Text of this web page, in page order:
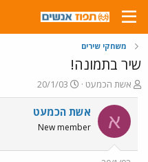
משחקי שירים
שיר בתמונה!
פ
ו
ת
ח
ה
אשת הכמעט
פ
ו
ר
ם
20/1/03
א אשת הכמעט
New member